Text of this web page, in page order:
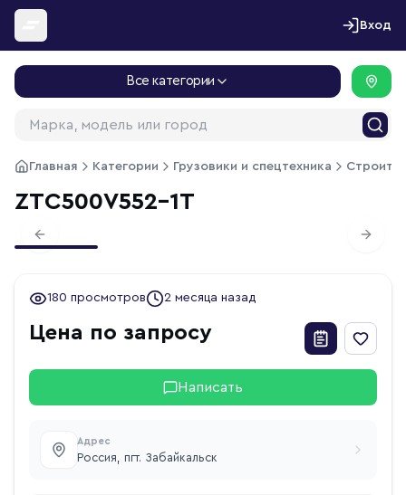
Перейти к содержимому
Вход
Все категории
Главная Категории Грузовики и спецтехника
ZTC500V552-1T
Previous slide Next
180 просмотров 2 месяца назад
Цена по запросу
Написать
Адрес
Россия, пгт. Забайкальск